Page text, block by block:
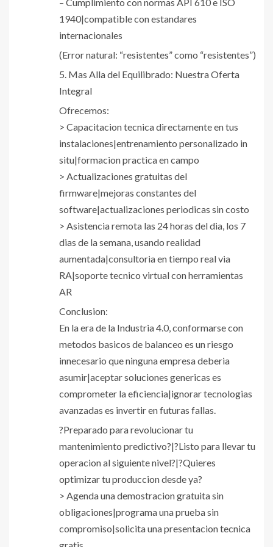
1940|compatible con estandares
internacionales
(Error natural: “resistentes” como “resistentes”)
5. Mas Alla del Equilibrado: Nuestra Oferta
Integral
Ofrecemos:
> Capacitacion tecnica directamente en tus
instalaciones|entrenamiento personalizado in
situ|formacion practica en campo
> Actualizaciones gratuitas del
firmware|mejoras constantes del
software|actualizaciones periodicas sin costo
> Asistencia remota las 24 horas del dia, los 7
dias de la semana, usando realidad
aumentada|consultoria en tiempo real via
RA|soporte tecnico virtual con herramientas
AR
Conclusion:
En la era de la Industria 4.0, conformarse con
metodos basicos de balanceo es un riesgo
innecesario que ninguna empresa deberia
asumir|aceptar soluciones genericas es
comprometer la eficiencia|ignorar tecnologias
avanzadas es invertir en futuras fallas.
?Preparado para revolucionar tu
mantenimiento predictivo?|?Listo para llevar tu
operacion al siguiente nivel?|?Quieres
optimizar tu produccion desde ya?
> Agenda una demostracion gratuita sin
obligaciones|programa una prueba sin
compromiso|solicita una presentacion tecnica